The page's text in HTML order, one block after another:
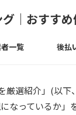
｜おすす
一覧 後払
厳選紹介」(以下
なっているか」